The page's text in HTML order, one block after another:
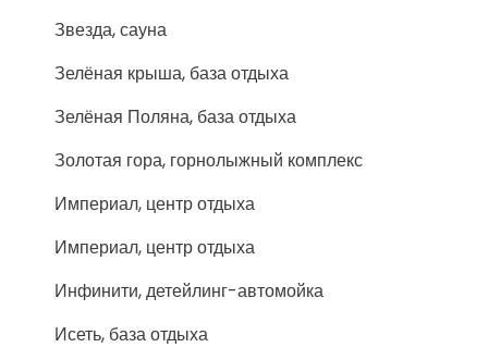
Звезда, сауна
Зелёная крыша, база отдыха
Зелёная Поляна, база отдыха
Золотая гора, горнолыжный комплекс
Империал, центр отдыха
Империал, центр отдыха
Инфинити, детейлинг-автомойка
Исеть, база отдыха